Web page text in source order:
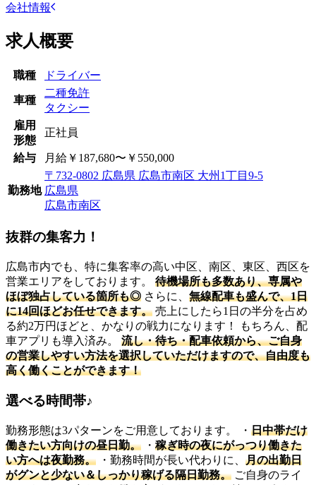
会社情報
求人概要
職種 ドライバー
車種
二種免許
タクシー
雇用
形態
正社員
給与 月給￥187,680〜￥550,000
勤務地
〒732-0802 広島県 広島市南区 大州1丁目9-5
広島県
広島市南区
抜群の集客力！
広島市内でも、特に集客率の高い中区、南区、東区、西区を
営業エリアをしております。 待機場所も多数あり、専属や
ほぼ独占している箇所も◎ さらに、 無線配車も盛んで、1日
に14回ほどお任せできます。 売上にしたら1日の半分を占め
る約2万円ほどと、かなりの戦力になります！ もちろん、配
車アプリも導入済み。 流し・待ち・配車依頼から、ご自身
の営業しやすい方法を選択していただけますので、自由度も
高く働くことができます！
選べる時間帯♪
勤務形態は3パターンをご用意しております。 ・ 日中帯だけ
働きたい方向けの昼日勤。 ・ 稼ぎ時の夜にがっつり働きた
い方へは夜勤務。 ・勤務時間が長い代わりに、 月の出勤日
がグンと少ない＆しっかり稼げる隔日勤務。 ご自身のライ